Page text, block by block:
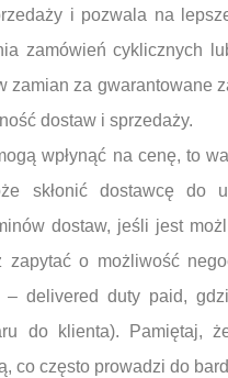
i pozwala na
zamówień cyklicznych
zamian za gwarantowane
dostaw i sprzedaży.
wpłynąć na cenę, to
skłonić dostawcę do
dostaw, jeśli jest
zapytać o możliwość
delivered duty paid,
do klienta). Pamiętaj,
co często prowadzi do